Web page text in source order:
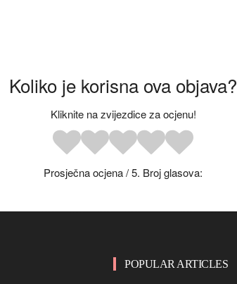
Koliko je korisna ova objava?
Kliknite na zvijezdice za ocjenu!
Prosječna ocjena/ 5. Broj glasova:
POPULAR ARTICLES